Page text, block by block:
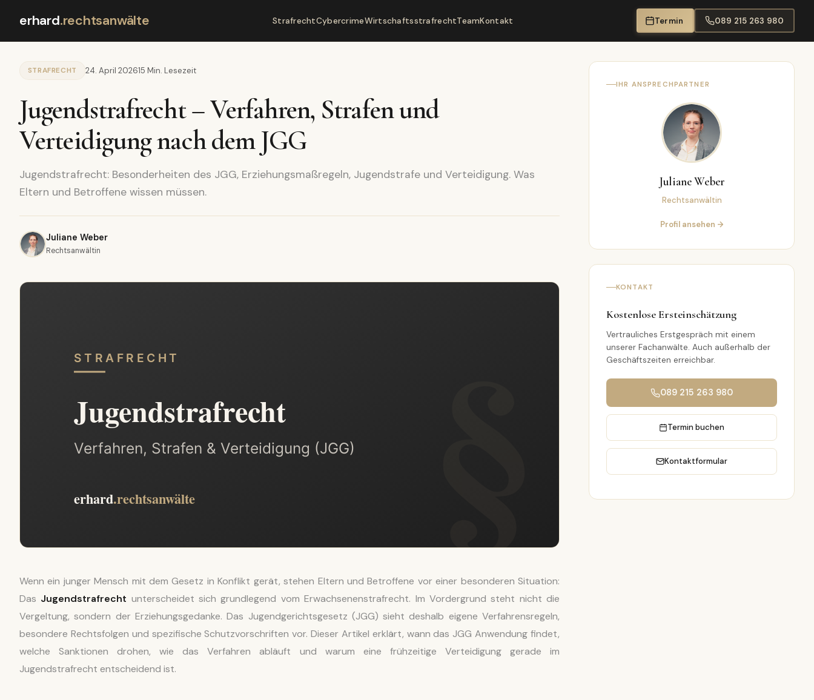
erhard.rechtsanwälte StrafrechtCybercrimeWirtschaftsstrafrechtTeamKontakt Termin 089 215 263 980
STRAFRECHT 24. April 202615 Min. Lesezeit
Jugendstrafrecht – Verfahren, Strafen und
Verteidigung nach dem JGG
Jugendstrafrecht: Besonderheiten des JGG, Erziehungsmaßregeln, Jugendstrafe und Verteidigung. Was
Eltern und Betroffene wissen müssen.
Juliane Weber
Rechtsanwältin
Wenn ein junger Mensch mit dem Gesetz in Konflikt gerät, stehen Eltern und Betroffene vor einer besonderen Situation:
Das Jugendstrafrecht unterscheidet sich grundlegend vom Erwachsenenstrafrecht. Im Vordergrund steht nicht die
Vergeltung, sondern der Erziehungsgedanke. Das Jugendgerichtsgesetz (JGG) sieht deshalb eigene Verfahrensregeln,
besondere Rechtsfolgen und spezifische Schutzvorschriften vor. Dieser Artikel erklärt, wann das JGG Anwendung findet,
welche Sanktionen drohen, wie das Verfahren abläuft und warum eine frühzeitige Verteidigung gerade im
Jugendstrafrecht entscheidend ist.
IHR ANSPRECHPARTNER
Juliane Weber
Rechtsanwältin
Profil ansehen →
KONTAKT
Kostenlose Ersteinschätzung
Vertrauliches Erstgespräch mit einem
unserer Fachanwälte. Auch außerhalb der
Geschäftszeiten erreichbar.
089 215 263 980
Termin buchen
Kontaktformular